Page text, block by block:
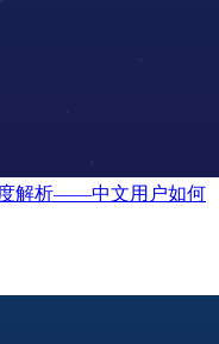
度解析——中文用户如何